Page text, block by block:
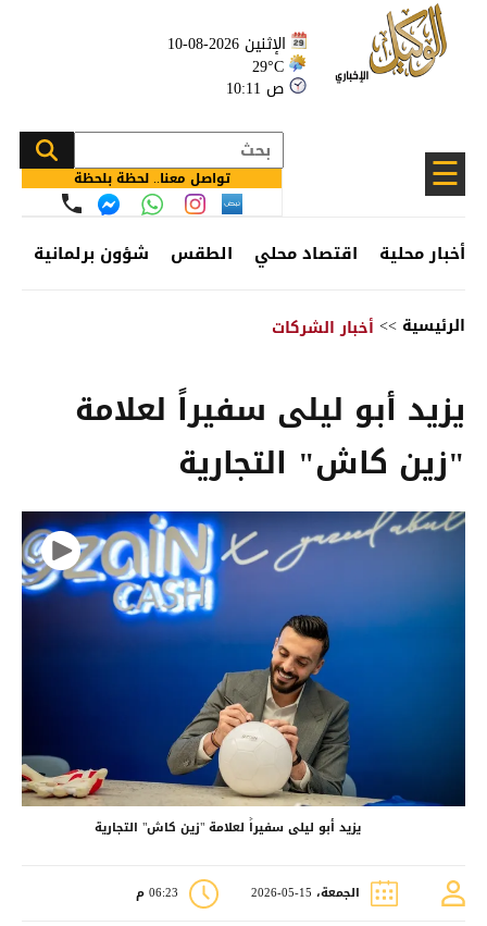
الإثنين 2026-08-10
29°C
10:11 ص
☰ تواصل معنا.. لحظة بلحظة
أخبار محلية اقتصاد محلي الطقس شؤون برلمانية
الرئيسية >> أخبار الشركات
يزيد أبو ليلى سفيراً لعلامة
"زين كاش" التجارية
يزيد أبو ليلى سفيراً لعلامة "زين كاش" التجارية
الجمعة، 15-05-2026 06:23 م